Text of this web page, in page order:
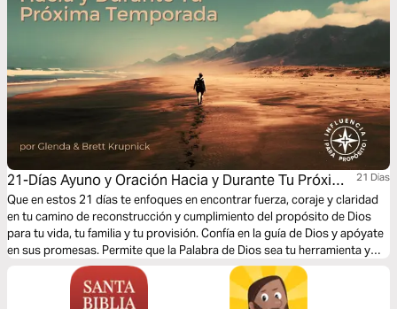
21-Días Ayuno y Oración Hacia y Durante Tu Próxima
Temporada
21 Dias
Que en estos 21 días te enfoques en encontrar fuerza, coraje y claridad
en tu camino de reconstrucción y cumplimiento del propósito de Dios
para tu vida, tu familia y tu provisión. Confía en la guía de Dios y apóyate
en sus promesas. Permite que la Palabra de Dios sea tu herramienta y
guía mientras eres preparado para impactar vidas para la gloria de Su
reino. Mantente fuerte, permanece fiel y confía en la provisión de Dios en
cada paso del camino.